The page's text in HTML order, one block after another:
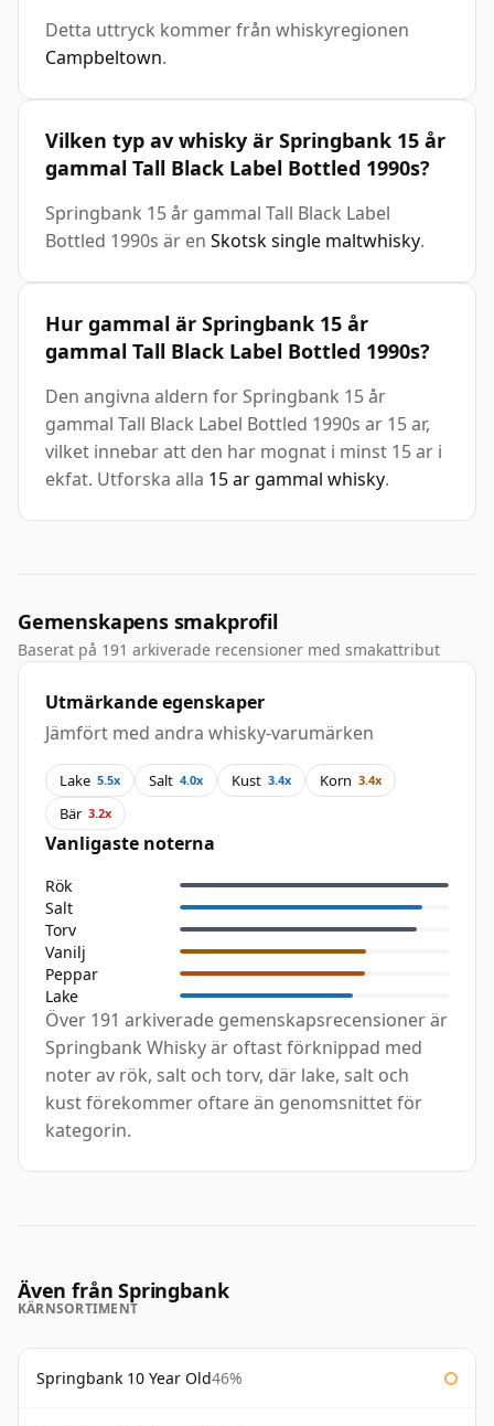
Detta uttryck kommer från whiskyregionen
Campbeltown.
Vilken typ av whisky är Springbank 15 år
gammal Tall Black Label Bottled 1990s?
Springbank 15 år gammal Tall Black Label
Bottled 1990s är en Skotsk single maltwhisky.
Hur gammal är Springbank 15 år
gammal Tall Black Label Bottled 1990s?
Den angivna aldern for Springbank 15 år
gammal Tall Black Label Bottled 1990s ar 15 ar,
vilket innebar att den har mognat i minst 15 ar i
ekfat. Utforska alla 15 ar gammal whisky.
Gemenskapens smakprofil
Baserat på 191 arkiverade recensioner med smakattribut
Utmärkande egenskaper
Jämfört med andra whisky-varumärken
Lake 5.5x Salt 4.0x Kust 3.4x Korn 3.4x
Bär 3.2x
Vanligaste noterna
Rök
Salt
Torv
Vanilj
Peppar
Lake
Över 191 arkiverade gemenskapsrecensioner är
Springbank Whisky är oftast förknippad med
noter av rök, salt och torv, där lake, salt och
kust förekommer oftare än genomsnittet för
kategorin.
Även från Springbank
KÄRNSORTIMENT
Springbank 10 Year Old46%